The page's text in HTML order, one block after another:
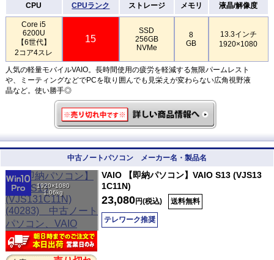
CPU CPUランク ストレージ メモリ 液晶/解像度
Core i5
6200U
【6世代】
2コア4スレ
15
SSD
256GB
NVMe
8
GB
13.3インチ
1920×1080
人気の軽量モバイルVAIO。長時間使用の疲労を軽減する無限パームレスト
や、ミーティングなどでPCを取り囲んでも見栄えが変わらない広角視野液
晶など。使い勝手◎
中古ノートパソコン メーカー名・製品名
1920×1080
1.06kg
VAIO 【即納パソコン】VAIO S13 (VJS13
1C11N)
23,080円(税込) 送料無料
テレワーク推奨